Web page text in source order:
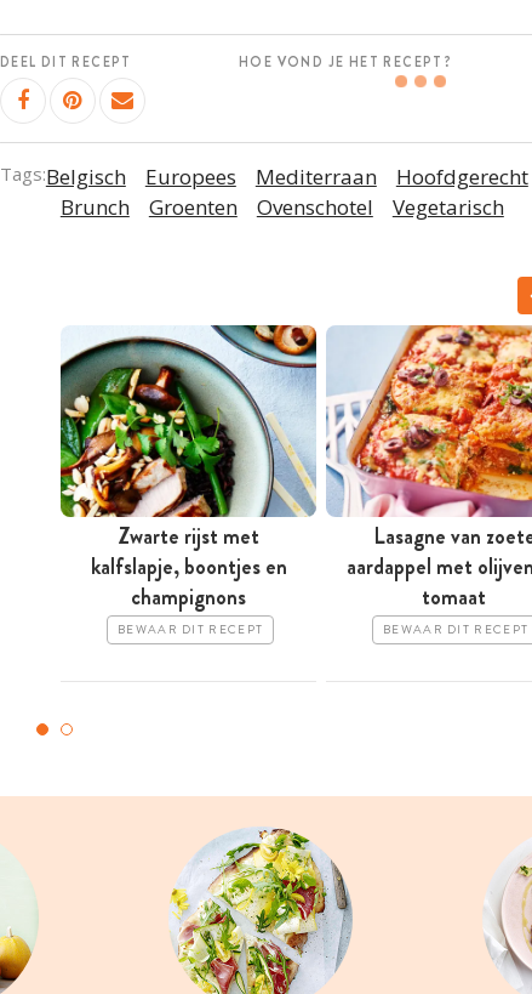
DEEL DIT RECEPT HOE VOND JE HET RECEPT?
Tags:Belgisch Europees Mediterraan
Hoofdgerecht
Brunch
Groenten Ovenschotel Vegetarisch
Zwarte rijst met
kalfslapje, boontjes en
champignons
BEWAAR DIT RECEPT
Lasagne van
aardappel met
tomaat
BEWAAR DIT RECEPT